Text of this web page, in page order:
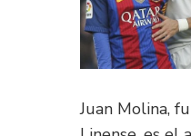
Juan Molina,